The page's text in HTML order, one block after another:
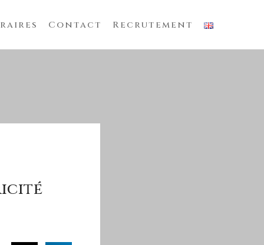
Contact Recrutement